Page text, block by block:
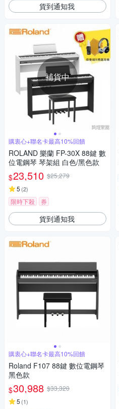
貨到通知我
補貨中
購衷心+聯名卡最高10%回饋
ROLAND 樂蘭 FP-30X 88鍵 數
位電鋼琴 琴架組 白色/黑色款
$23,510 $25,279
5 (2)
限時下殺 券
貨到通知我
購衷心+聯名卡最高10%回饋
Roland F107 88鍵 數位電鋼琴
黑色款
$30,988 $33,320
5 (1)